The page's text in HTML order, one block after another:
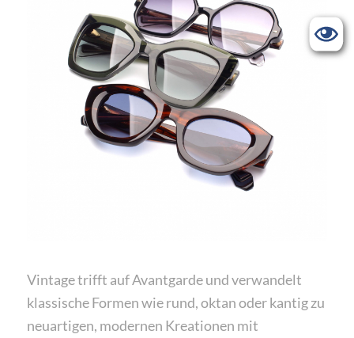
Vintage trifft auf Avantgarde und verwandelt
klassische Formen wie rund, oktan oder kantig zu
neuartigen, modernen Kreationen mit